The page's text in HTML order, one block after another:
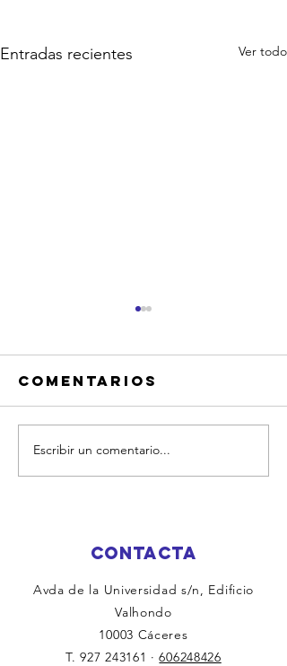
Entradas recientes Ver todo
¡DIA ESPECIAL
EN LUSIBERIA
Comentarios
Escribir un comentario...
CONTACTA
Avda de la Universidad s/n, Edificio
Valhondo
10003 Cáceres
T.927 243161 ·606248426